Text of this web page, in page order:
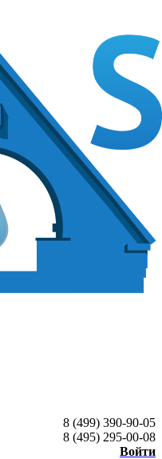
8 (499) 390-90-05
8 (495) 295-00-08
Войти